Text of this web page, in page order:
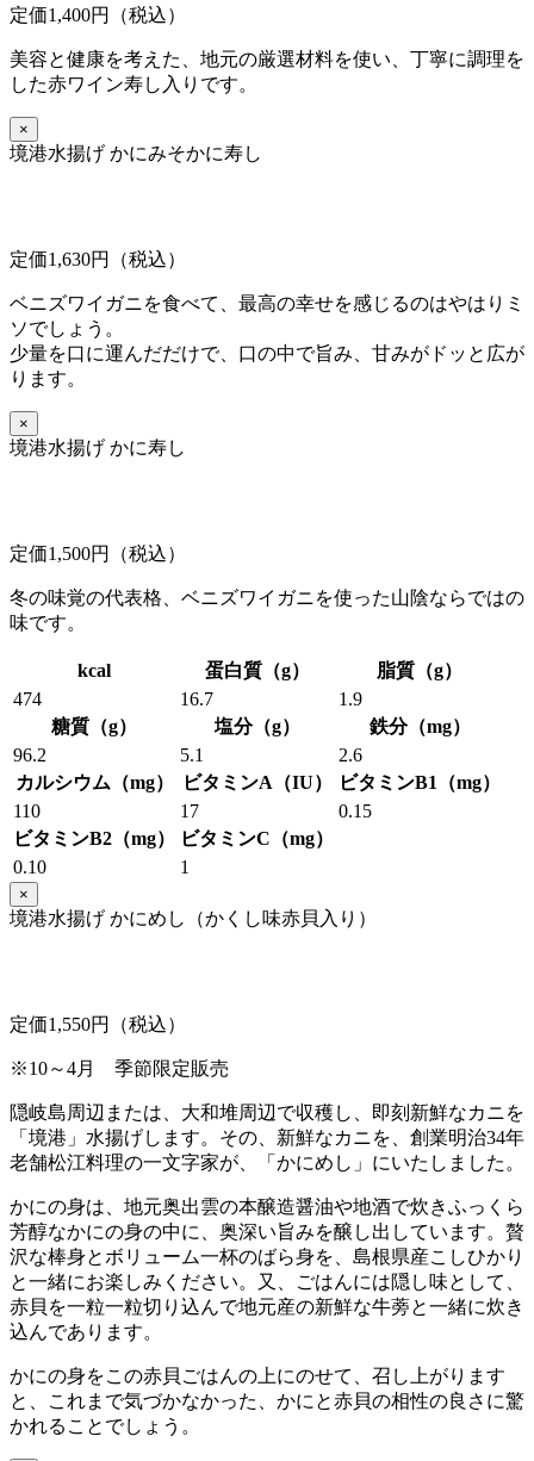
定価1,400円（税込）
美容と健康を考えた、地元の厳選材料を使い、丁寧に調理を
した赤ワイン寿し入りです。
×
境港水揚げ かにみそかに寿し
定価1,630円（税込）
ベニズワイガニを食べて、最高の幸せを感じるのはやはりミ
ソでしょう。
少量を口に運んだだけで、口の中で旨み、甘みがドッと広が
ります。
×
境港水揚げ かに寿し
定価1,500円（税込）
冬の味覚の代表格、ベニズワイガニを使った山陰ならではの
味です。
kcal 蛋白質（g）
脂質（g）
474
16.7
1.9
糖質（g）
塩分（g）
鉄分（mg）
96.2
5.1
2.6
カルシウム（mg）
ビタミンA（IU）
ビタミンB1（mg）
110
17
0.15
ビタミンB2（mg）
ビタミンC（mg）
0.10
1
×
境港水揚げ かにめし（かくし味赤貝入り）
定価1,550円（税込）
※10～4月 季節限定販売
隠岐島周辺または、大和堆周辺で収穫し、即刻新鮮なカニを
「境港」水揚げします。その、新鮮なカニを、創業明治34年
老舗松江料理の一文字家が、「かにめし」にいたしました。
かにの身は、地元奥出雲の本醸造醤油や地酒で炊きふっくら
芳醇なかにの身の中に、奥深い旨みを醸し出しています。贅
沢な棒身とボリューム一杯のばら身を、島根県産こしひかり
と一緒にお楽しみください。又、ごはんには隠し味として、
赤貝を一粒一粒切り込んで地元産の新鮮な牛蒡と一緒に炊き
込んであります。
かにの身をこの赤貝ごはんの上にのせて、召し上がります
と、これまで気づかなかった、かにと赤貝の相性の良さに驚
かれることでしょう。